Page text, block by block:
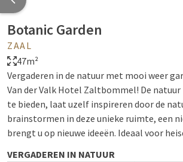
Botanic Garden
ZAAL
47m²
Vergaderen in de natuur met mooi weer
Van der Valk Hotel Zaltbommel! De
te bieden, laat uzelf inspireren door de
brainstormen in deze unieke ruimte, een
brengt u op nieuwe ideeën. Ideaal voor
VERGADEREN IN NATUUR